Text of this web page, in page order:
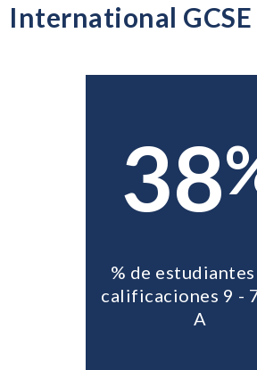
International GCSE
38
% de
calificaciones 9 -
A